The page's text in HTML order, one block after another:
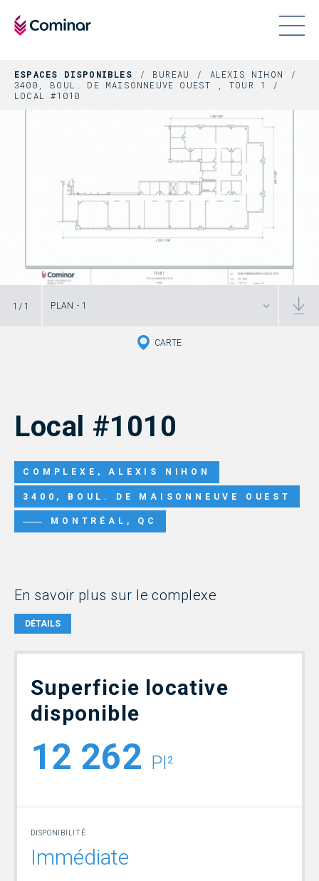
ESPACES DISPONIBLES BUREAU
ALEXIS NIHON
3400, BOUL. DE MAISONNEUVE OUEST , TOUR 1
LOCAL #1010
1 /1 PLAN - 1
CARTE
Local #1010
COMPLEXE, ALEXIS NIHON
3400, BOUL. DE MAISONNEUVE OUEST
MONTRÉAL, QC
En savoir plus sur le complexe
DÉTAILS
Superficie locative
disponible
12 262 PI²
DISPONIBILITÉ
Immédiate